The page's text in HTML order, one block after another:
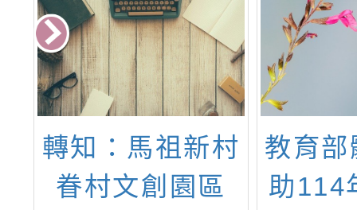
馬祖新村
文創園區
教育部體育署
助114年學校